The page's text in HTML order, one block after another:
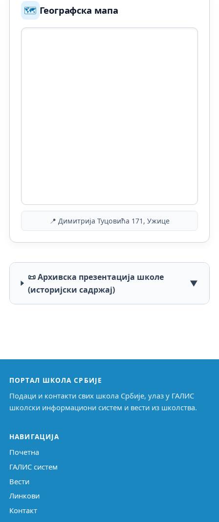
🗺️ Географска мапа
📍 Димитрија Туцовића 171, Ужице
📜 Архивска презентација школе
(историјски садржај)
▼
ПОРТАЛ ШКОЛА СРБИЈЕ
Подаци и контакти свих школа Србије, улаз у ГАЛИС
школски информациони систем и вести из школства.
НАВИГАЦИЈА
Почетна
ГАЛИС систем
Вести
Линкови
Контакт